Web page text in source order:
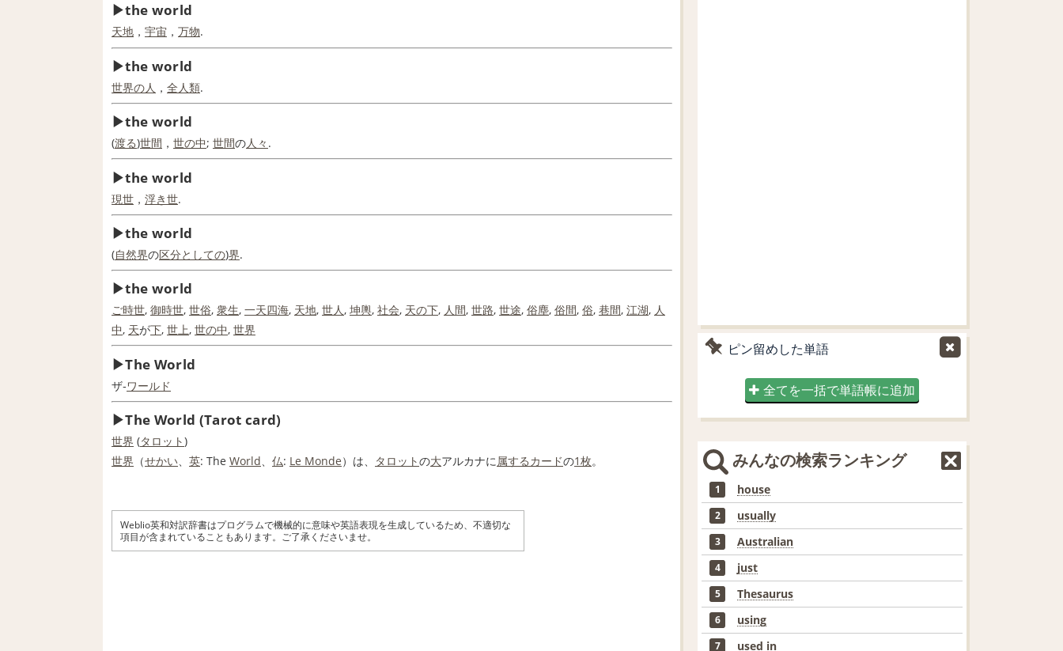
the world
天地 ， 宇宙 ， 万物.
the world
世界の人 ， 全人類.
the world
(渡る)世間 ， 世の中; 世間の人々 .
the world
現世 ， 浮き世.
the world
(自然界の区分としての)界.
the world
ご時世, 御時世, 世俗, 衆生, 一天四海, 天地, 世人, 坤輿, 社会, 天の下, 人間, 世路, 世途, 俗塵, 俗間, 俗, 巷間, 江湖, 人
中, 天が下, 世上, 世の中, 世界
The World
ザ‐ワールド
The World (Tarot card)
世界 (タロット)
世界 （せかい、 英: The World、 仏: Le Monde）は、 タロットの大アルカナに属するカードの1枚。
Weblio英和対訳辞書はプログラムで機械的に意味や英語表現を生成しているため、不適切な
項目が含まれていることもあります。ご了承くださいませ。
ピン留めした単語
全てを一括で単語帳に追加
みんなの検索ランキング
1 house
2 usually
3 Australian
4 just
5 Thesaurus
6 using
7 used in